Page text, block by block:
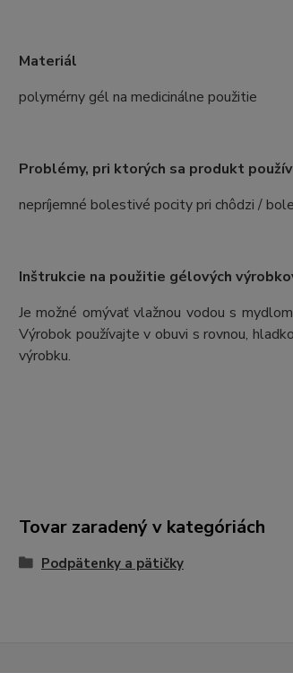
Materiál
polymérny gél na medicinálne použitie
Problémy, pri ktorých sa produkt
nepríjemné bolestivé pocity pri chôdzi /
Inštrukcie na použitie gélových
Je možné omývať vlažnou vodou s
Výrobok používajte v obuvi s rovnou,
výrobku.
Tovar zaradený v kategóriách
Podpätenky a pätičky